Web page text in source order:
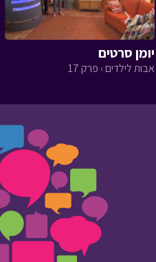
יומן סרטים
אבות לילדים › פרק 17
‹